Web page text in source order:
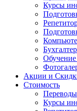
Курсы
Акции и
Стоимость
Переводы
Курсы